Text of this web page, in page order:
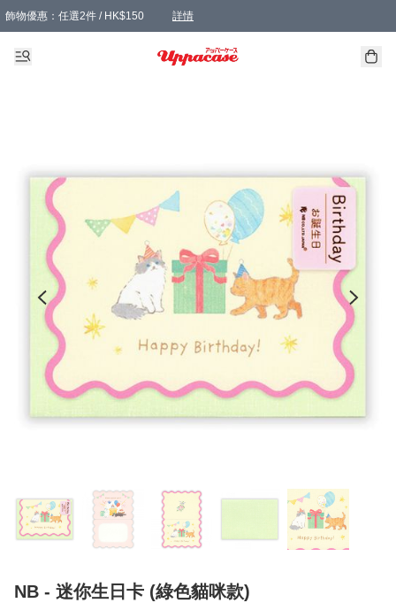
飾物優惠：任選2件 / HK$150 詳情
髮飾優惠：任選2件 / HK$100 詳情
精選襪子優惠：任選3對 / HK$115 詳情
滿額免運：本地訂單滿港幣350元可享免運費優惠
NB - 迷你生日卡 (綠色貓咪款)